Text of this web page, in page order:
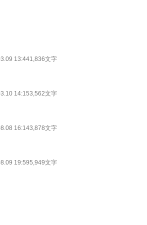
13:441,836文字
14:153,562文字
16:143,878文字
19:595,949文字